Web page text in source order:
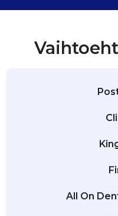
All On